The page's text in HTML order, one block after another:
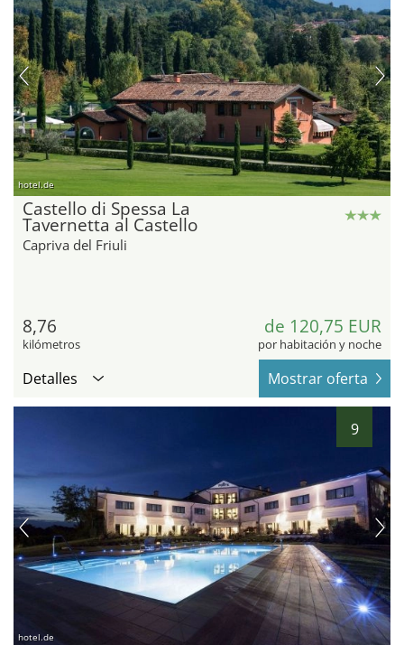
hotel.de
Castello di Spessa La
Tavernetta al Castello
Capriva del Friuli
8,76
kilómetros
de 120,75 EUR
por habitación y noche
Detalles Mostrar oferta
9
hotel.de